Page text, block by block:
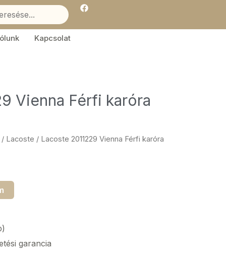
F
a
e
Kapcsolat
Vienna Férfi karóra
/ Lacoste / Lacoste 2011229 Vienna Férfi karóra
garancia